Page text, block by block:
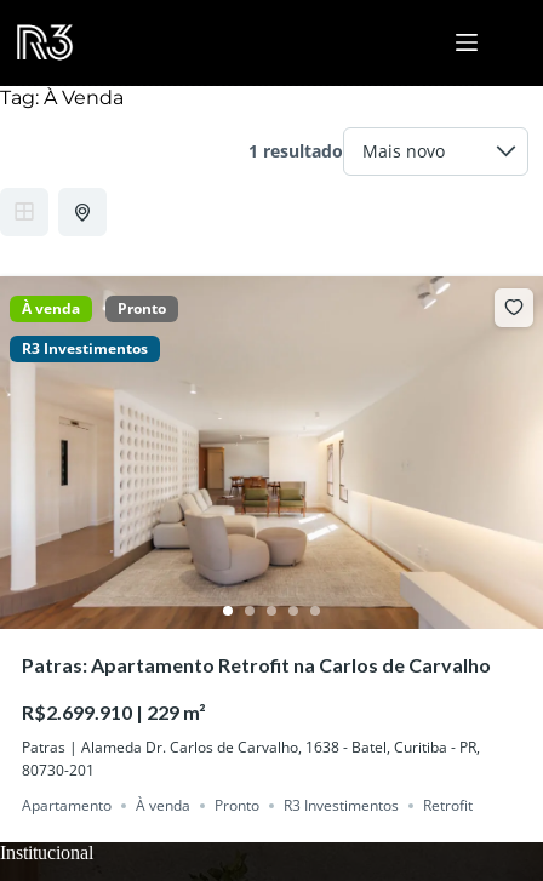
para
Tag: À Venda
1 resultado
À venda
Pronto
R3 Investimentos
Patras: Apartamento Retrofit na Carlos de Carvalho
R$2.699.910 | 229 m²
Patras | Alameda Dr. Carlos de Carvalho, 1638 - Batel, Curitiba - PR,
80730-201
Apartamento
À venda Pronto R3 Investimentos Retrofit
Institucional